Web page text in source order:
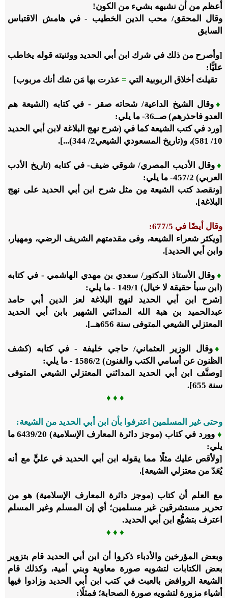
أعظم من أن نشبهه بشيء من الكون!
وقال المحقق/ محب الدين الخطيب - في هامش الاقتباس
السابق
[وأصرح من ذلك في شرك ابن أبي الحديد ووثنيته قوله يخاطب
عليًّا:
تقيلتَ أخلاق الربوبية التي = عذرت بها مَن شك أنك مربوب]
♦وقال الشيخ الداعية/ شحاته صقر - في كتابه (الشيعة هم
العدو فاحذرهم) صــ36- ما يلي:
[ورد في كتب الشيعة كما في (شرح نهج البلاغة لابن أبي الحديد
10
/
581)، و(تاريخ المسعودي الشيعي2
/
344
)...].
♦وقال الأديب المصري/ شوقي ضيف- في كتابه (تاريخ الأدب
العربي) 2
/‏
457- ما يلي:
[ونقصد كتب الشيعة مِن مثل شرح ابن أبي الحديد على نهج
البلاغة].
وقال أيضًا في 5
/‏
677
:
[ويكثر شعراء الشيعة، وفى مقدمتهم الشريف الرضي، ومهيار،
وابن أبي الحديد].
♦وقال الأستاذ الدكتور/ سعدي بن مهدي الهاشمي - في كتابه
(ابن سبأ حقيقة لا خيال) 1
/‏
149 - ما يلي:
[شرح ابن أبي الحديد لنهج البلاغة لعز الدين أبي حامد
عبدالحميد بن هبة الله المدائني الشهير بابن أبي الحديد
المعتزلي الشيعي المتوفى سنة 656هــ].
♦وقال الوزير العثماني/ حاجي خليفة - في كتابه (كشف
الظنون عن أسامي الكتب والفنون) 2
/‏
1586 - ما يلي:
[وصنَّف ابن أبي الحديد المدائني المعتزلي الشيعي المتوفى
سنة 655
].
♦
♦
♦
وحتى غير المسلمين اعترفوا بأن ابن أبي الحديد من الشيعة:
♦وورد في كتاب (موجز دائرة المعارف الإسلامية) 20
/‏
6439ما
يلي:
[ولأقص عليك مثلًا مما يقوله ابن أبي الحديد في عليٍّ مع أنه
يُعَدّ من معتزلي الشيعة].
مع العلم أن كتاب (موجز دائرة المعارف الإسلامية) هو من
تحرير مستشرقين غير مسلمين؛ أي إن المسلم وغير المسلم
اعترف بتشيُّع ابن أبي الحديد.
♦ ♦ ♦
وبعض المؤرخين والأدباء ذكروا أن ابن أبي الحديد قام بتزوير
بعض الكتابات لتشويه صورة معاوية وبني أمية، وكذلك قام
الشيعة الروافض بالعبث في كتب ابن أبي الحديد وزادوا فيها
أشياء مزورة لتشويه صورة الصحابة؛ فمثلًا: